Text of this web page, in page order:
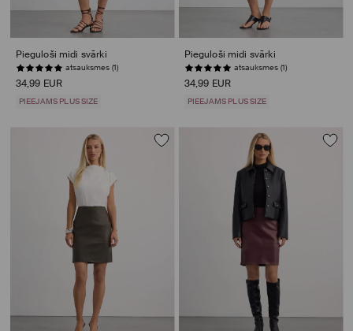
Pieguloši midi svārki
atsauksmes (1)
34,99 EUR
PIEEJAMS PLUS SIZE
Pieguloši midi svārki
atsauksmes (1)
34,99 EUR
PIEEJAMS PLUS SIZE